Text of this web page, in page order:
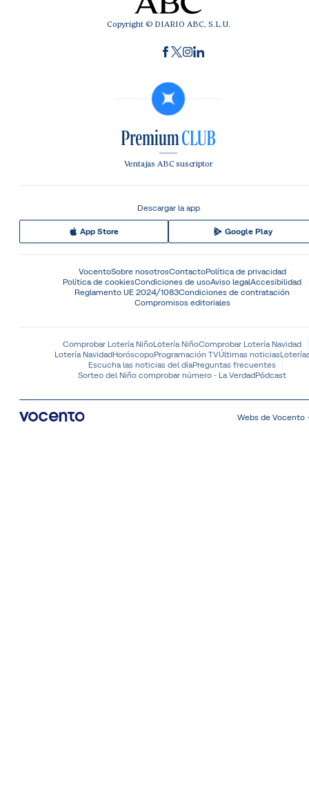
Copyright © DIARIO ABC, S.L.U.
Ventajas ABC suscriptor
Descargar la app
App Store Google Play
VocentoSobre nosotrosContactoPolítica de privacidad
Política de cookiesCondiciones de usoAviso legalAccesibilidad
Reglamento UE 2024/1083Condiciones de contratación
Compromisos editoriales
Comprobar Lotería NiñoLotería NiñoComprobar Lotería Navidad
Lotería NavidadHoróscopoProgramación TVÚltimas noticias
Escucha las noticias del díaPreguntas frecuentes
Sorteo del Niño comprobar número - La VerdadPódcast
Webs de Vocento